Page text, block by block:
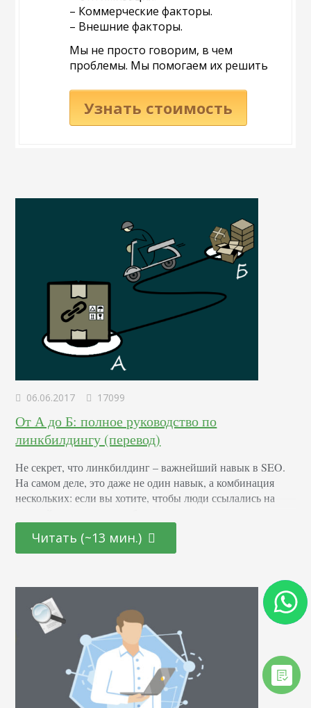
– Коммерческие факторы.
– Внешние факторы.
Мы не просто говорим, в чем
проблемы. Мы помогаем их решить
Узнать стоимость
06.06.2017 17099
От А до Б: полное руководство по
линкбилдингу (перевод)
Не секрет, что линкбилдинг – важнейший навык в SEO.
На самом деле, это даже не один навык, а комбинация
нескольких: если вы хотите, чтобы люди ссылались на
программировании, психологии, а главное, маркетинге. В
итоге: если вы хотите привлечь больше трафика из
Читать (~13 мин.)